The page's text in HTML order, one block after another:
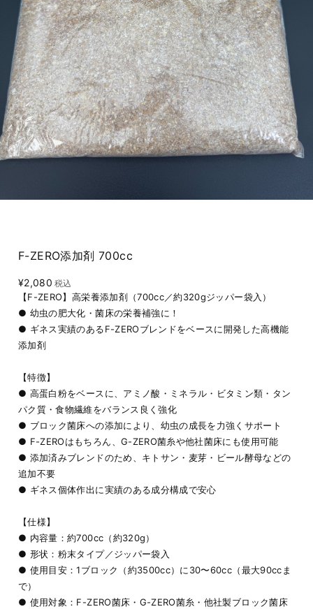
F-ZERO添加剤 700cc
¥2,080 税込
【F-ZERO】高栄養添加剤（700cc／約320gジッパー袋入）
● 幼虫の肥大化・菌床の栄養補強に！
● ギネス実績のあるF-ZEROブレンドをベースに開発した高機能
添加剤
【特徴】
● 高蛋白粉をベースに、アミノ酸・ミネラル・ビタミン類・タン
パク質・食物繊維をバランス良く強化
● ブロック菌床への添加により、幼虫の成長を力強くサポート
● F-ZEROはもちろん、G-ZERO菌糸や他社菌床にも使用可能
● 添加済みブレンドのため、キトサン・麦芽・ビール酵母などの
追加不要
● ギネス個体作出に実績のある成分構成で安心
【仕様】
● 内容量：約700cc（約320g）
● 形状：粉末タイプ／ジッパー袋入
● 使用目安：1ブロック（約3500cc）に30〜60cc（最大90ccま
で）
● 使用対象：F-ZERO菌床・G-ZERO菌糸・他社製ブロック菌床